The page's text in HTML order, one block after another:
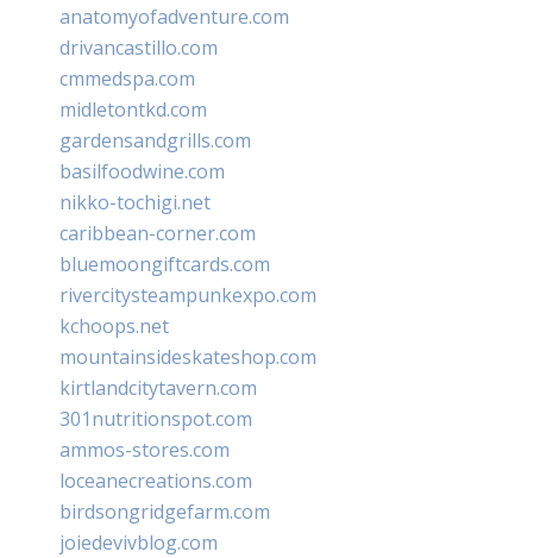
anatomyofadventure.com
drivancastillo.com
cmmedspa.com
midletontkd.com
gardensandgrills.com
basilfoodwine.com
nikko-tochigi.net
caribbean-corner.com
bluemoongiftcards.com
rivercitysteampunkexpo.com
kchoops.net
mountainsideskateshop.com
kirtlandcitytavern.com
301nutritionspot.com
ammos-stores.com
loceanecreations.com
birdsongridgefarm.com
joiedevivblog.com